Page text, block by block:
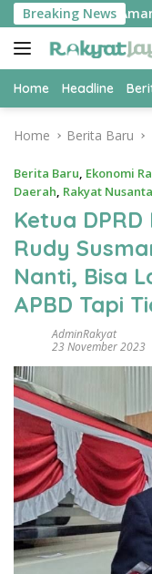
Skip
to
content
Breaking News
Jadi Kunci Amankan
Home Headline
Home Berita Baru
Berita Baru, Ekonomi
Daerah, Rakyat
Ketua
Rudy
Nanti, Bisa
APBD Tapi
AdminRakyat
23 November 2023